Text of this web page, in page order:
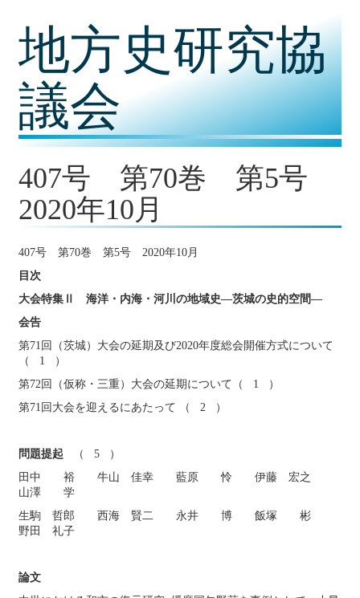
地方史研究協
議会
407号 第70巻 第5号
2020年10月
407号 第70巻 第5号 2020年10月
目次
大会特集Ⅱ 海洋・内海・河川の地域史―茨城の史的空間―
会告
第71回（茨城）大会の延期及び2020年度総会開催方式について
（ 1 ）
第72回（仮称・三重）大会の延期について（ 1 ）
第71回大会を迎えるにあたって （ 2 ）
問題提起
（ 5 ）
田中 裕 牛山 佳幸 藍原 怜 伊藤 宏之
山澤 学
生駒 哲郎 西海 賢二 永井 博 飯塚 彬
野田 礼子
論文